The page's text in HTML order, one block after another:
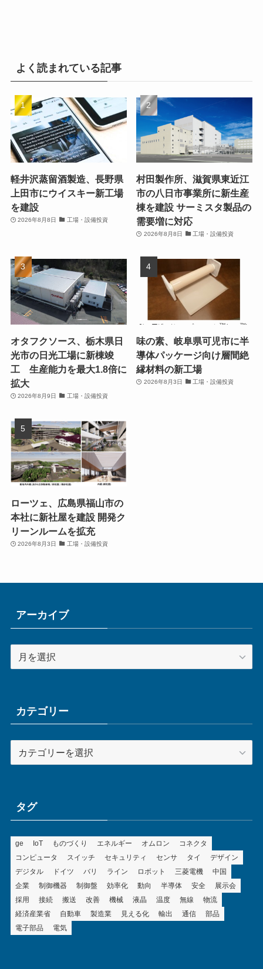
よく読まれている記事
軽井沢蒸留酒製造、長野県
上田市にウイスキー新工場
を建設
2026年8月8日 工場・設備投資
村田製作所、滋賀県東近江
市の八日市事業所に新生産
棟を建設 サーミスタ製品の
需要増に対応
2026年8月8日 工場・設備投資
オタフクソース、栃木県日
光市の日光工場に新棟竣
工 生産能力を最大1.8倍に
拡大
2026年8月9日 工場・設備投資
味の素、岐阜県可児市に半
導体パッケージ向け層間絶
縁材料の新工場
2026年8月3日 工場・設備投資
ローツェ、広島県福山市の
本社に新社屋を建設 開発ク
リーンルームを拡充
2026年8月3日 工場・設備投資
アーカイブ
ー
ブカテゴリー
テ
ータグ
ge IoT ものづくり エネルギー オムロン
コネクタ
コンピュータ
スイッチ セキュリティ センサ タイ
デザイン
デジタル
ドイツ バリ ライン ロボット 三菱電機
中国
企業
制御機器 制御盤 効率化 動向 半導体 安全
展示会
採用
接続 搬送 改善 機械 液晶 温度 無線
物流
経済産業省
自動車 製造業 見える化 輸出 通信
部品
電子部品
電気